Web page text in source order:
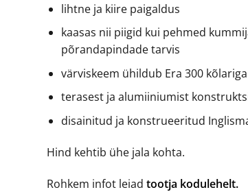
lihtne ja kiire paigaldus
kaasas nii piigid kui pehmed
põrandapindade tarvis
värviskeem ühildub Era 300
terasest ja alumiiniumist
disainitud ja konstrueeritud
Hind kehtib ühe jala kohta.
Rohkem infot leiadtootja kodulehelt.